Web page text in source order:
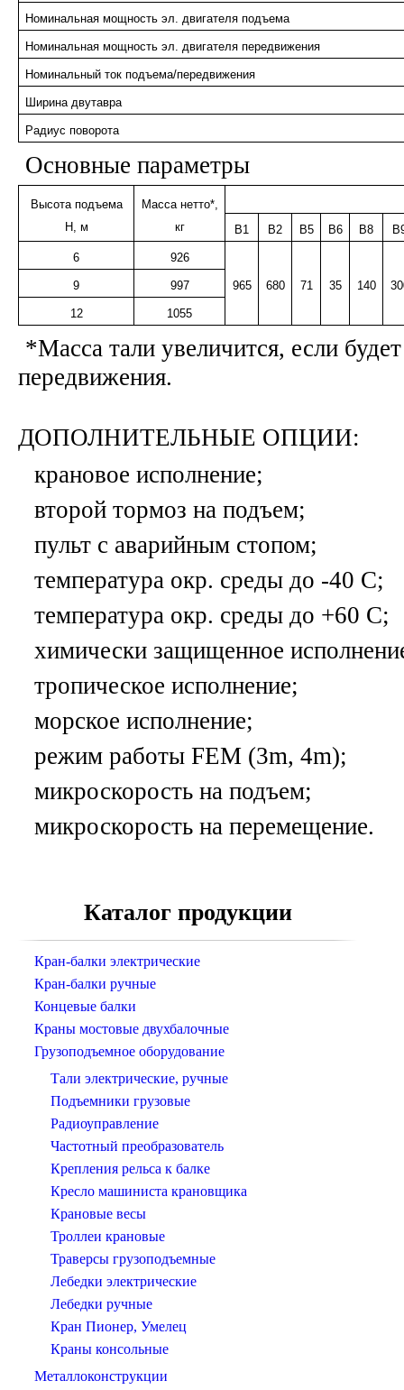
Номинальная мощность эл. двигателя подъема
Номинальная мощность эл. двигателя передвижения
Номинальный ток подъема/передвижения
Ширина двутавра
Радиус поворота
Основные параметры
Высота подъема
Н, м
Масса нетто*,
кг
B1 B2 B5 B6 B8
6 926
965 680 71 35 140
9 997
12 1055
*Масса тали увеличится, если
передвижения.
ДОПОЛНИТЕЛЬНЫЕ ОПЦИИ:
крановое исполнение;
второй тормоз на подъем;
пульт с аварийным стопом;
температура окр. среды до -40 С;
температура окр. среды до +60 С;
химически защищенное
тропическое исполнение;
морское исполнение;
режим работы FEM (3m, 4m);
микроскорость на подъем;
микроскорость на перемещение.
Каталог продукции
Кран-балки электрические
Кран-балки ручные
Концевые балки
Краны мостовые двухбалочные
Грузоподъемное оборудование
Тали электрические, ручные
Подъемники грузовые
Радиоуправление
Частотный преобразователь
Крепления рельса к балке
Кресло машиниста крановщика
Крановые весы
Троллеи крановые
Траверсы грузоподъемные
Лебедки электрические
Лебедки ручные
Кран Пионер, Умелец
Краны консольные
Металлоконструкции